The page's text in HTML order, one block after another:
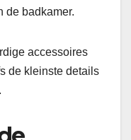
de badkamer.
accessoires
de kleinste details